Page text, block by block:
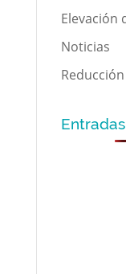
Elevación
Noticias